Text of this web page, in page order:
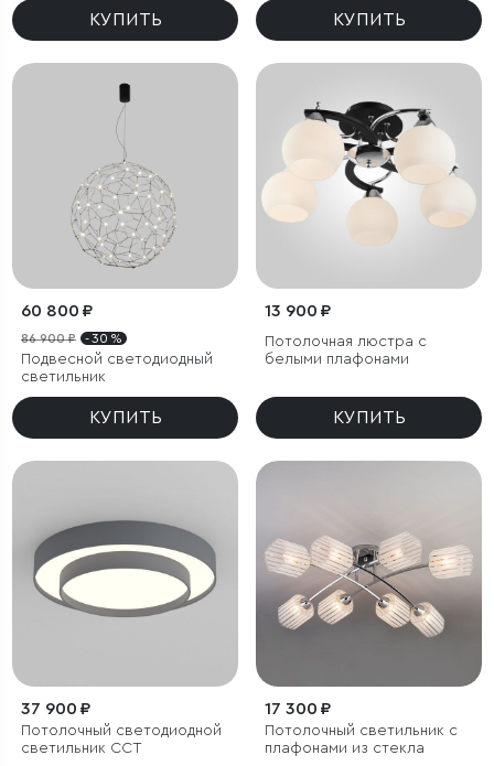
КУПИТЬ КУПИТЬ
60 800 ₽
86 900 ₽ - 30 %
Подвесной светодиодный
светильник
КУПИТЬ
13 900 ₽
Потолочная люстра с
белыми плафонами
КУПИТЬ
37 900 ₽
Потолочный светодиодной
светильник CCT
17 300 ₽
Потолочный светильник с
плафонами из стекла